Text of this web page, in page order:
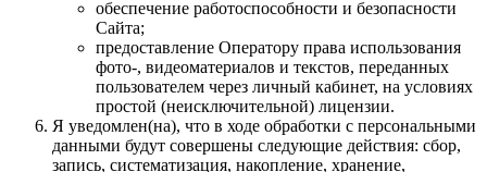
обеспечение работоспособности и безопасности
Сайта;
предоставление Оператору права использования
фото-, видеоматериалов и текстов, переданных
пользователем через личный кабинет, на условиях
простой (неисключительной) лицензии.
Я уведомлен(на), что в ходе обработки с персональными
данными будут совершены следующие действия: сбор,
запись, систематизация, накопление, хранение,